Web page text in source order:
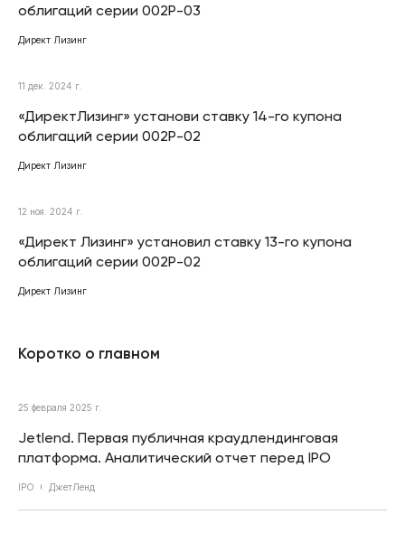
облигаций серии 002Р-03
Директ Лизинг
11 дек. 2024 г.
«ДиректЛизинг» установи ставку 14-го купона
облигаций серии 002Р-02
Директ Лизинг
12 ноя. 2024 г.
«Директ Лизинг» установил ставку 13-го купона
облигаций серии 002Р-02
Директ Лизинг
Коротко о главном
25 февраля 2025 г.
Jetlend. Первая публичная краудлендинговая
платформа. Аналитический отчет перед IPO
IPO ДжетЛенд